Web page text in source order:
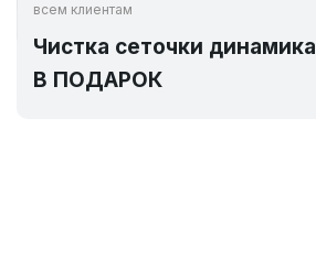
всем клиентам
Чистка сеточки динамика
В ПОДАРОК